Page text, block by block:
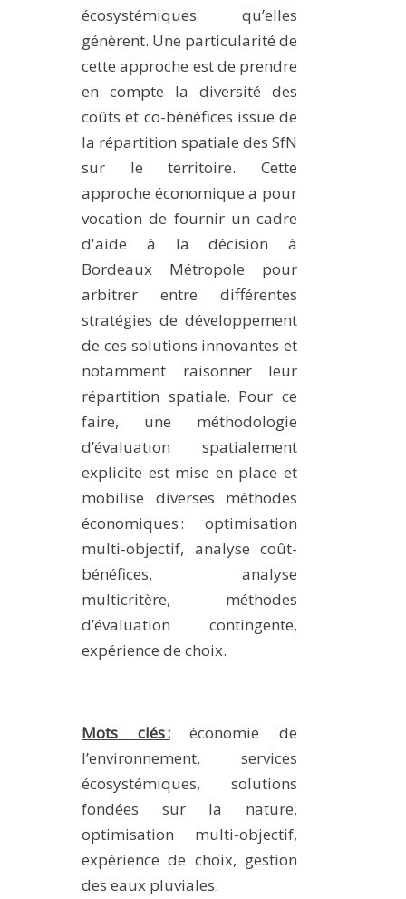
écosystémiques qu’elles
génèrent. Une particularité de
cette approche est de prendre
en compte la diversité des
coûts et co-bénéfices issue de
la répartition spatiale des SfN
sur le territoire. Cette
approche économique a pour
vocation de fournir un cadre
d'aide à la décision à
Bordeaux Métropole pour
arbitrer entre différentes
stratégies de développement
de ces solutions innovantes et
notamment raisonner leur
répartition spatiale. Pour ce
faire, une méthodologie
d’évaluation spatialement
explicite est mise en place et
mobilise diverses méthodes
économiques : optimisation
multi-objectif, analyse coût-
bénéfices, analyse
multicritère, méthodes
d’évaluation contingente,
expérience de choix.
Mots clés :
économie de
l’environnement, services
écosystémiques, solutions
fondées sur la nature,
optimisation multi-objectif,
expérience de choix, gestion
des eaux pluviales.